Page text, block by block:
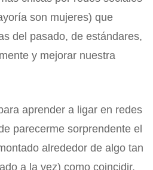
son mujeres) que
del pasado, de estándares,
y mejorar nuestra
aprender a ligar en redes
parecerme sorprendente el
alrededor de algo tan
a la vez) como coincidir.